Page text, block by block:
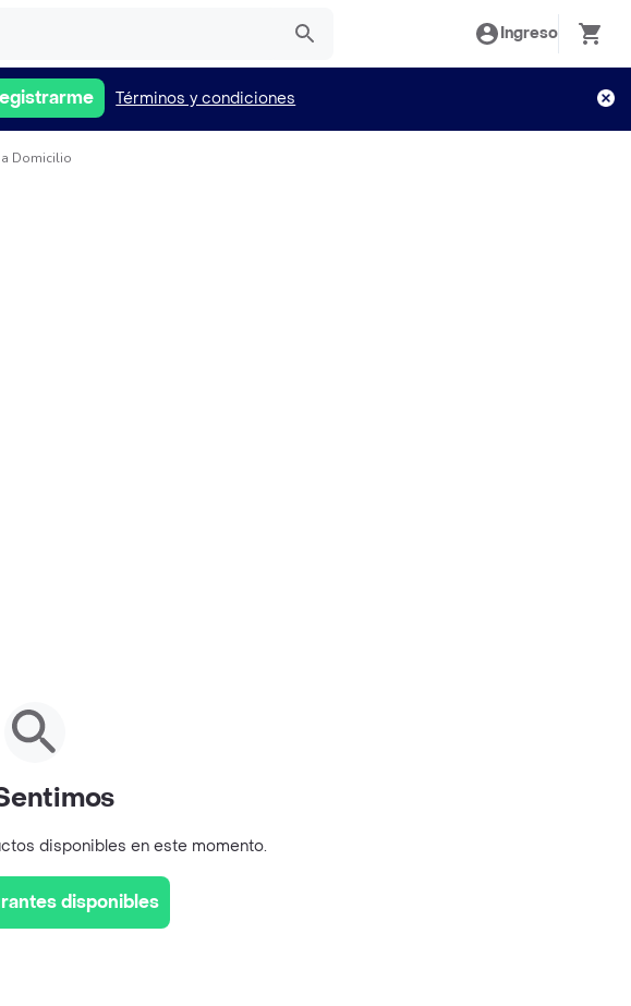
Ingreso
Términos y condiciones
Domicilio
disponibles en este momento.
disponibles